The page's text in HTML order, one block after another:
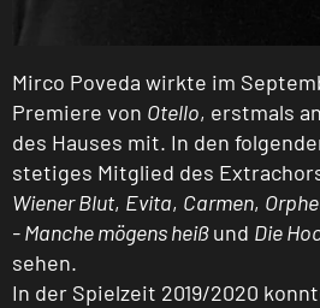
Mirco Poveda wirkte im
Premiere von Otello, erstmals
des Hauses mit. In den
stetiges Mitglied des
Wiener Blut, Evita, Carmen,
- Manche mögens heißund Die
sehen.
In der Spielzeit 2019/2020